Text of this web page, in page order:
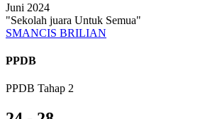
Juni 2024
"Sekolah juara Untuk Semua"
SMANCIS BRILIAN
PPDB
PPDB Tahap 2